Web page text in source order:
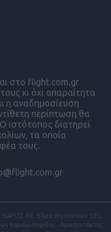
στο flight.com.gr
κι όχι απαραίτητα
η αναδημοσίευση
περίπτωση θα
ιστότοπος διατηρεί
τα οποία
τους.
ΙΚΑΡΟΣ ΙΚΕ. Έδρα: Μεσογείων 321,
Καραϊωσηφίδης · Αρχισυντάκτης: